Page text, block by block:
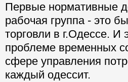
Первые нормативные
рабочая группа - это
торговли в г.Одессе. И
проблеме временных
сфере управления
каждый одессит.